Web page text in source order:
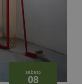
sabato
08